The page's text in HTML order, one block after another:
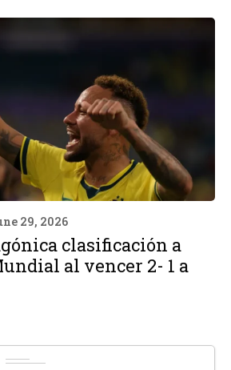
29, 2026
clasificación a
al vencer 2- 1 a